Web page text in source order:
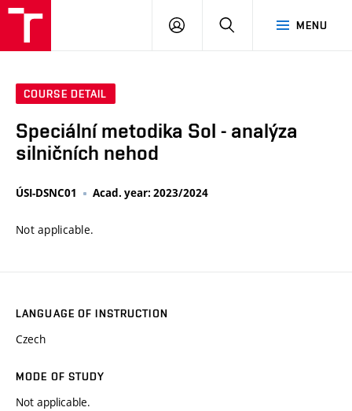
MENU
LOG
SEARCH
COURSE DETAIL
Speciální metodika SoI - analýza
silničních nehod
ÚSI-DSNC01 Acad. year: 2023/2024
Not applicable.
LANGUAGE OF INSTRUCTION
Czech
MODE OF STUDY
Not applicable.